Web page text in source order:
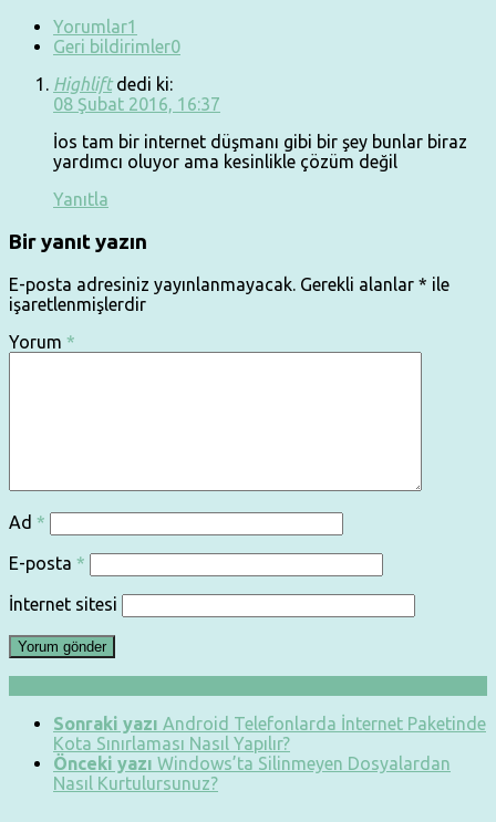
Yorumlar1
Geri bildirimler0
Highlift dedi ki:
08 Şubat 2016, 16:37
İos tam bir internet düşmanı gibi bir şey bunlar biraz
yardımcı oluyor ama kesinlikle çözüm değil
Yanıtla
Bir yanıt yazın
E-posta adresiniz yayınlanmayacak. Gerekli alanlar * ile
işaretlenmişlerdir
Yorum *
Ad *
E-posta *
İnternet sitesi
Sonraki yazı Android Telefonlarda İnternet Paketinde
Kota Sınırlaması Nasıl Yapılır?
Önceki yazı Windows’ta Silinmeyen Dosyalardan
Nasıl Kurtulursunuz?